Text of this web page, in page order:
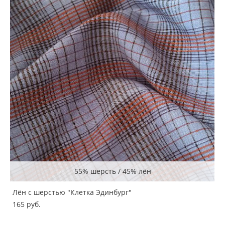
55% шерсть / 45% лён
Лён с шерстью "Клетка Эдинбург"
165 pуб.